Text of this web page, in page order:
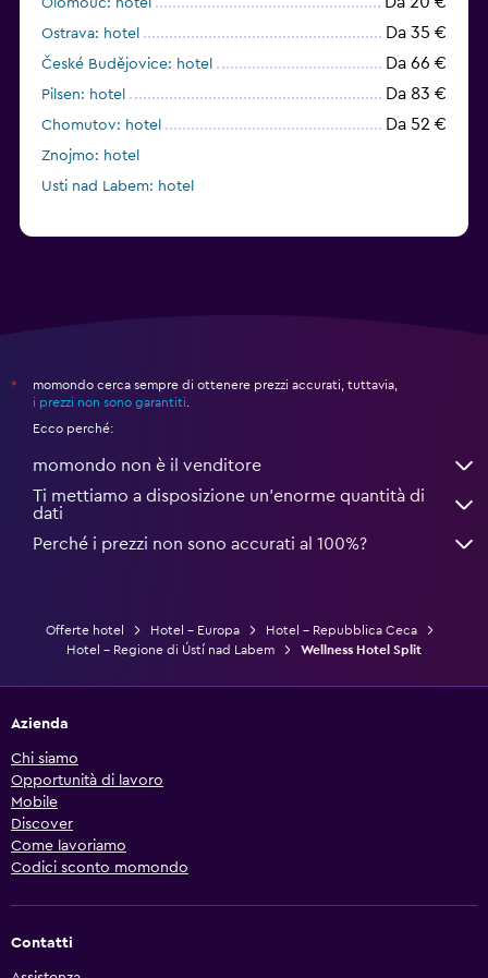
Olomouc: hotel
Ostrava: hotel Da 35 €
České Budějovice: hotel Da 66 €
Pilsen: hotel Da 83 €
Chomutov: hotel Da 52 €
Znojmo: hotel
Usti nad Labem: hotel
*
momondo cerca sempre di ottenere prezzi accurati, tuttavia,
i prezzi non sono garantiti
Ecco perché:
momondo non è il venditore
Ti mettiamo a disposizione un’enorme quantità di
dati
Perché i prezzi non sono accurati al 100%?
Offerte hotel Hotel - Europa
Hotel - Repubblica Ceca
Hotel - Regione di Ústí nad Labem
Wellness Hotel Split
Azienda
Chi siamo
Opportunità di lavoro
Mobile
Discover
Come lavoriamo
Codici sconto momondo
Contatti